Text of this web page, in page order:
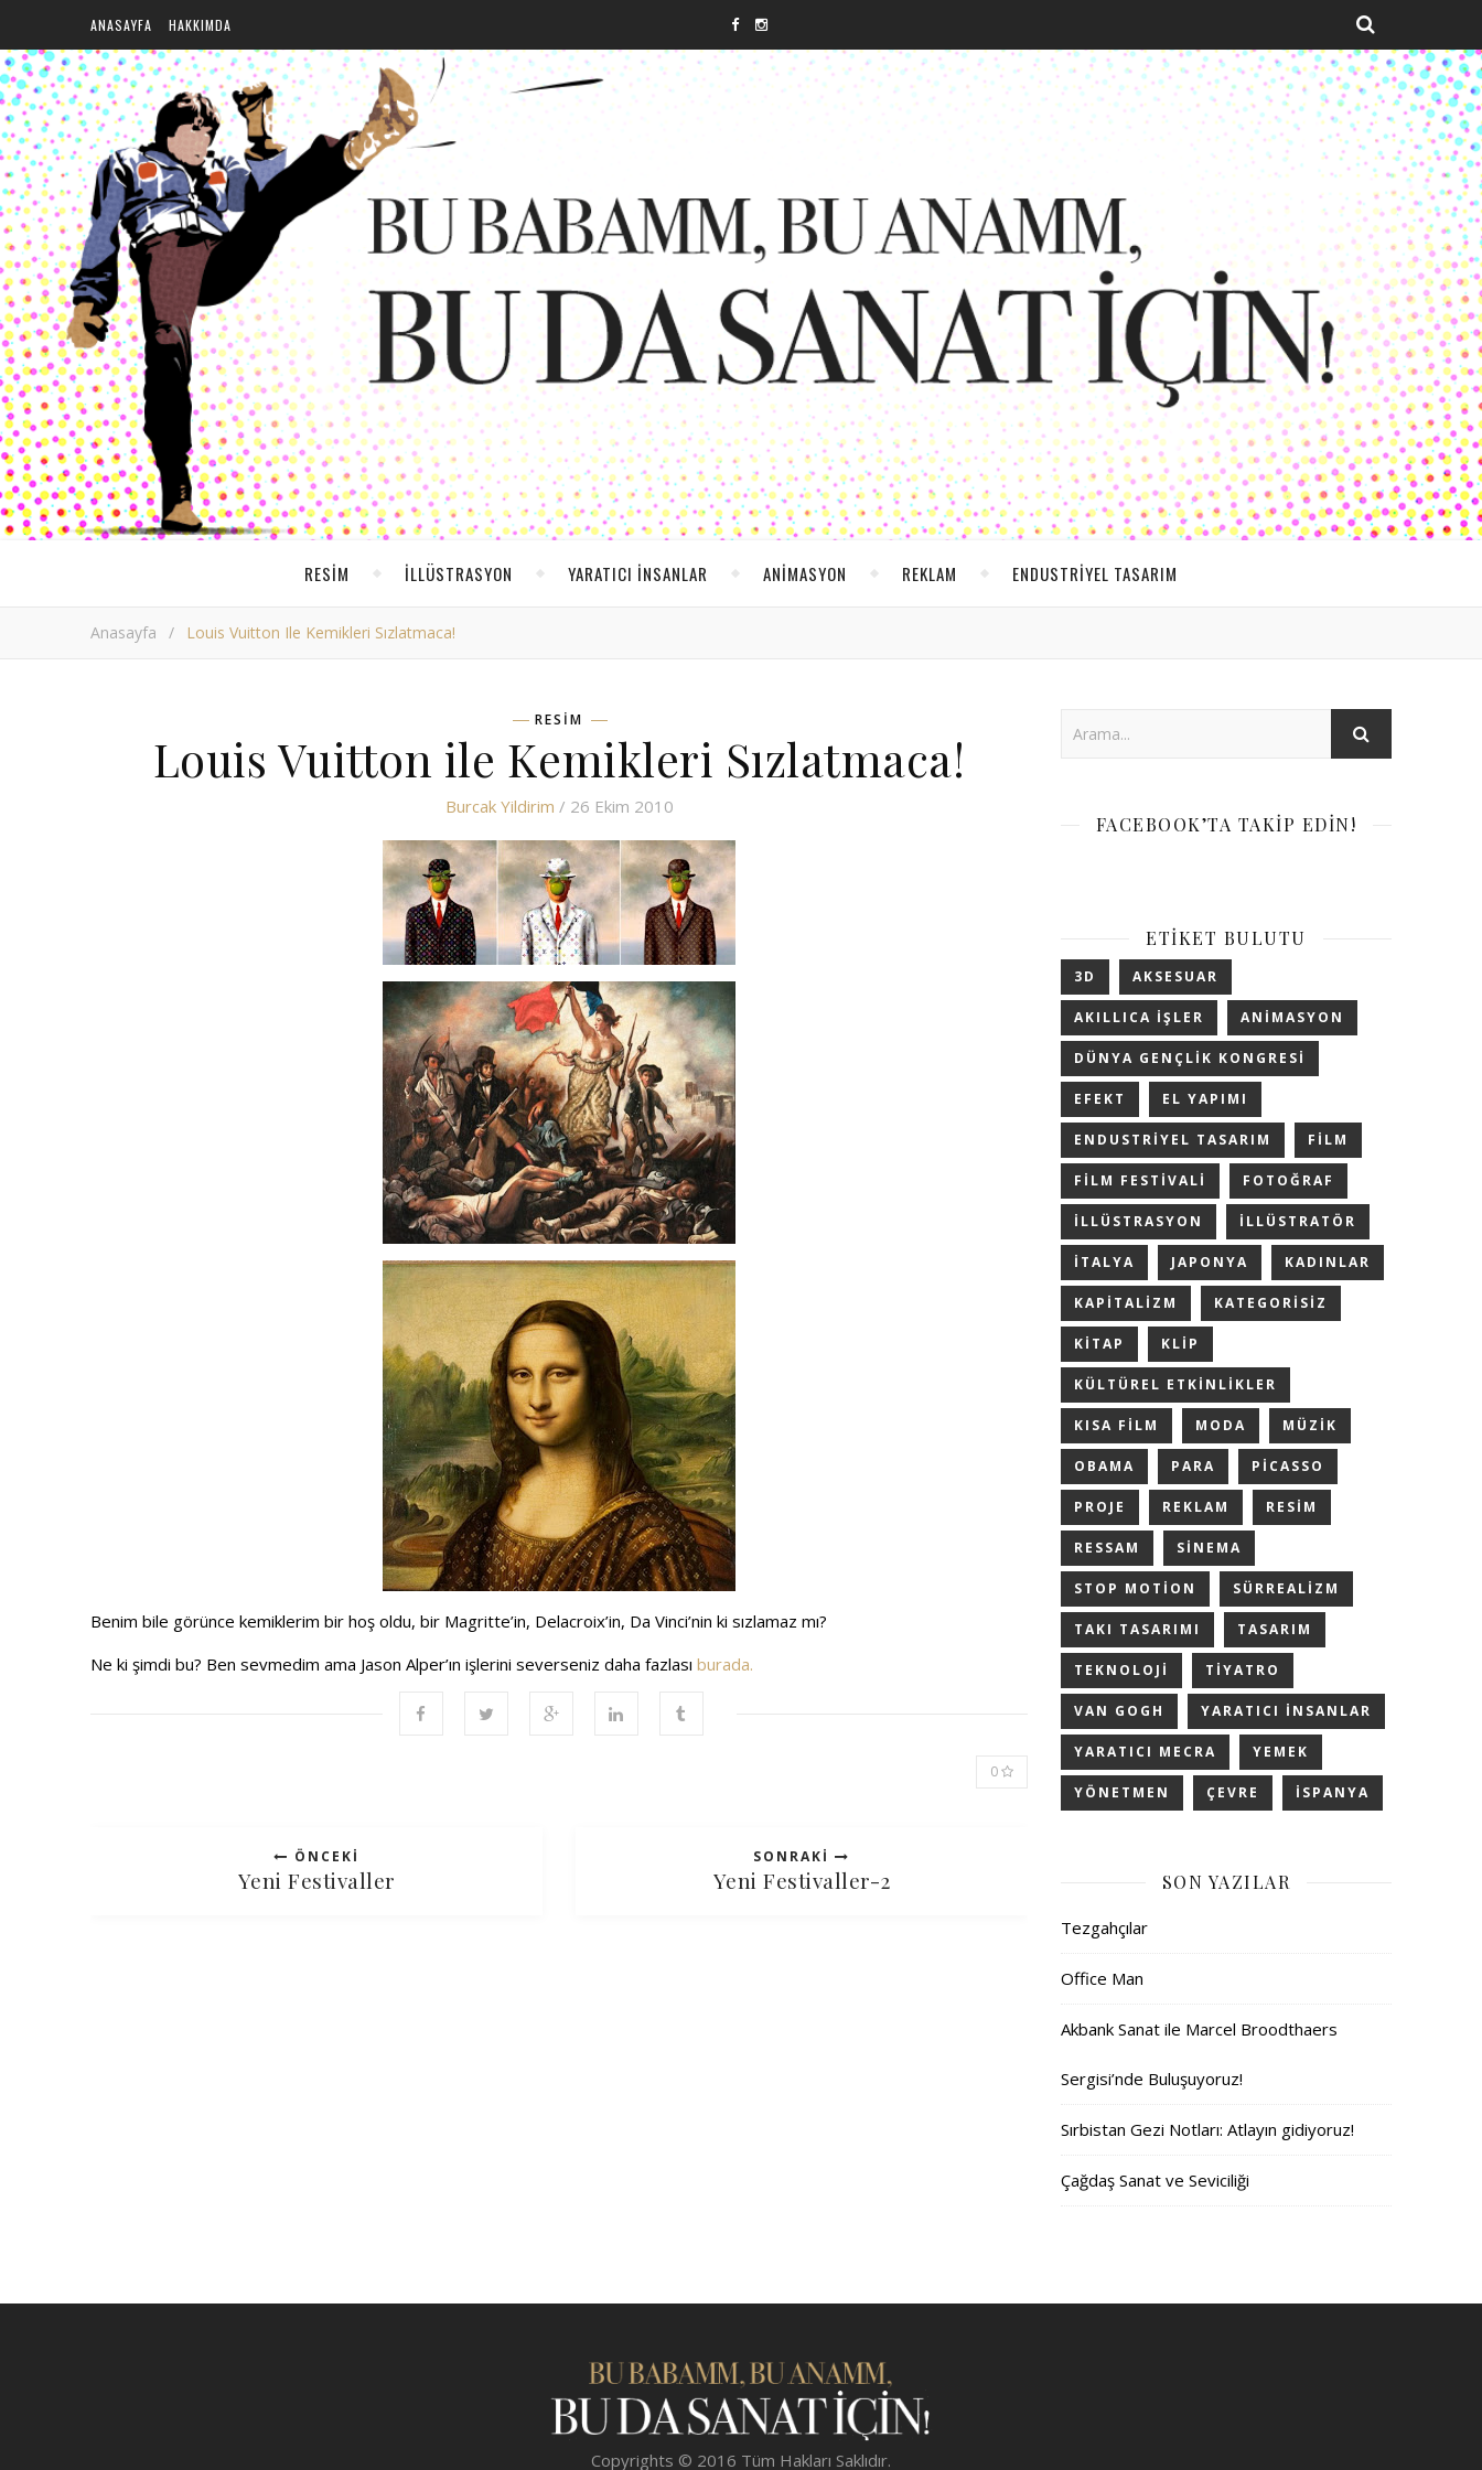
ANASAYFA HAKKIMDA
RESIM ILLÜSTRASYON YARATICI INSANLAR ANIMASYON REKLAM ENDUSTRIYEL TASARIM
Anasayfa / Louis Vuitton Ile Kemikleri Sızlatmaca!
RESIM
Louis Vuitton ile Kemikleri Sızlatmaca!
Burcak Yildirim / 26 Ekim 2010
Benim bile görünce kemiklerim bir hoş oldu, bir Magritte’in, Delacroix’in, Da Vinci’nin ki sızlamaz mı?
Ne ki şimdi bu? Ben sevmedim ama Jason Alper’ın işlerini severseniz daha fazlası burada.
0
ÖNCEKI
Yeni Festivaller
SONRAKI
Yeni Festivaller-2
FACEBOOK’TA TAKIP EDIN!
ETIKET BULUTU
3D AKSESUAR
AKILLICA IŞLER ANIMASYON
DÜNYA GENÇLIK KONGRESI
EFEKT EL YAPIMI
ENDUSTRIYEL TASARIM FILM
FILM FESTIVALI FOTOĞRAF
ILLÜSTRASYON ILLÜSTRATÖR
ITALYA JAPONYA KADINLAR
KAPITALIZM KATEGORISIZ
KITAP KLIP
KÜLTÜREL ETKINLIKLER
KISA FILM MODA MÜZIK
OBAMA PARA PICASSO
PROJE REKLAM RESIM
RESSAM SINEMA
STOP MOTION SÜRREALIZM
TAKI TASARIMI TASARIM
TEKNOLOJI TIYATRO
VAN GOGH YARATICI INSANLAR
YARATICI MECRA YEMEK
YÖNETMEN ÇEVRE İSPANYA
SON YAZILAR
Tezgahçılar
Office Man
Akbank Sanat ile Marcel Broodthaers
Sergisi’nde Buluşuyoruz!
Sırbistan Gezi Notları: Atlayın gidiyoruz!
Çağdaş Sanat ve Seviciliği
Copyrights © 2016 Tüm Hakları Saklıdır.